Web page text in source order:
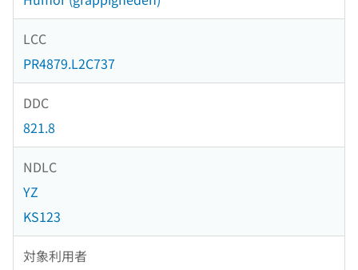
LCC
PR4879.L2C737
DDC
821.8
NDLC
YZ
KS123
対象利用者